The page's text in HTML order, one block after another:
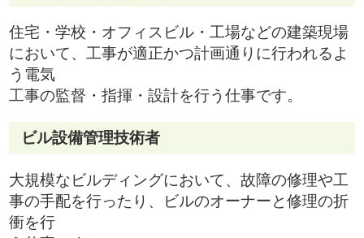
住宅・学校・オフィスビル・工場などの建築現場
において、工事が適正かつ計画通りに行われるよ
う電気
工事の監督・指揮・設計を行う仕事です。
ビル設備管理技術者
大規模なビルディングにおいて、故障の修理や工
事の手配を行ったり、ビルのオーナーと修理の折
衝を行